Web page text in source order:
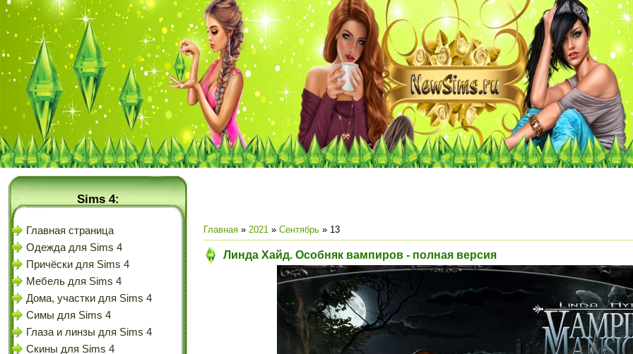
Sims 4:
Главная страница
Одежда для Sims 4
Причёски для Sims 4
Мебель для Sims 4
Дома, участки для Sims 4
Симы для Sims 4
Глаза и линзы для Sims 4
Скины для Sims 4
Главная » 2021 » Сентябрь » 13
Линда Хайд. Особняк вампиров - полная версия